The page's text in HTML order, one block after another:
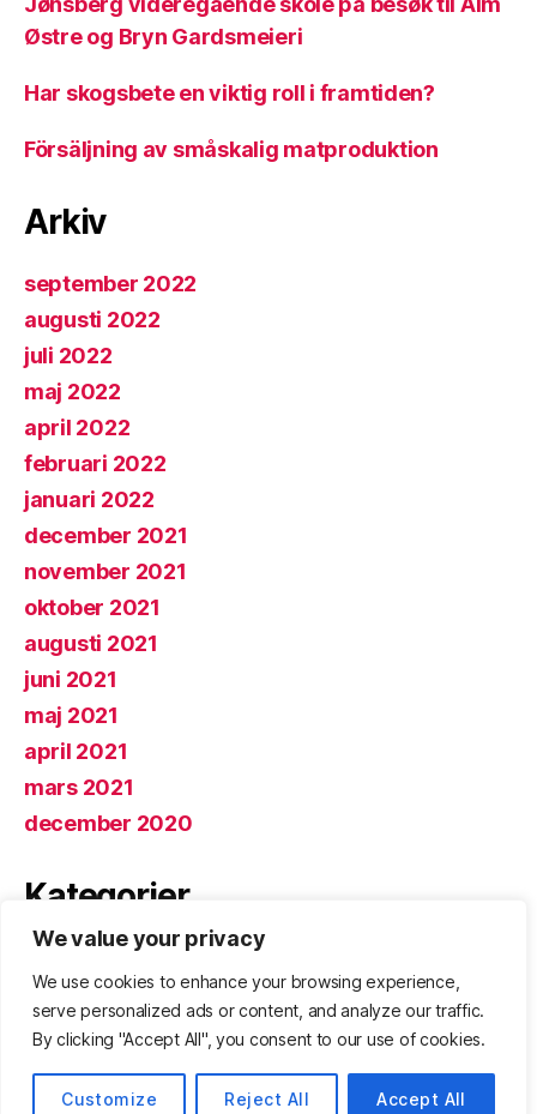
We value your privacy
We use cookies to enhance your browsing experience,
serve personalized ads or content, and analyze our traffic.
By clicking "Accept All", you consent to our use of cookies.
Customize Reject All Accept All
Østre og Bryn Gardsmeieri
Har skogsbete en viktig roll i framtiden?
Försäljning av småskalig matproduktion
Arkiv
september 2022
augusti 2022
juli 2022
maj 2022
april 2022
februari 2022
januari 2022
december 2021
november 2021
oktober 2021
augusti 2021
juni 2021
maj 2021
april 2021
mars 2021
december 2020
Kategorier
Om projektet
Uncategorized
© 2026Biokumabloggen Upp